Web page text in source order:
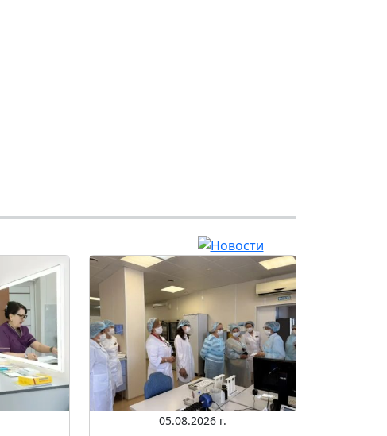
05.08.2026 г.